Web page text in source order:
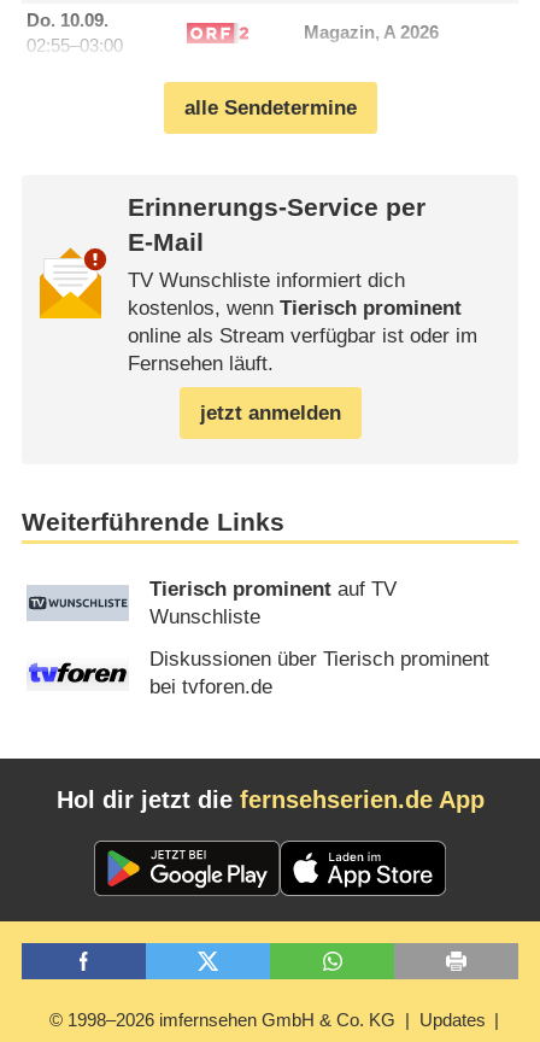
Do. 10.09.
02:55–03:00
Magazin, A 2026
alle Sendetermine
Erinnerungs-Service per
E-Mail
TV Wunschliste informiert dich
kostenlos, wenn Tierisch prominent
online als Stream verfügbar ist oder im
Fernsehen läuft.
jetzt anmelden
Weiterführende Links
Tierisch prominent auf TV
Wunschliste
Diskussionen über Tierisch prominent
bei tvforen.de
Hol dir jetzt die fernsehserien.de App
© 1998–2026 imfernsehen GmbH & Co. KG Updates